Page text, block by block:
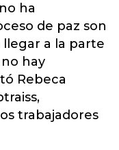
ha
de paz son
llegar a la parte
hay
Rebeca
trabajadores